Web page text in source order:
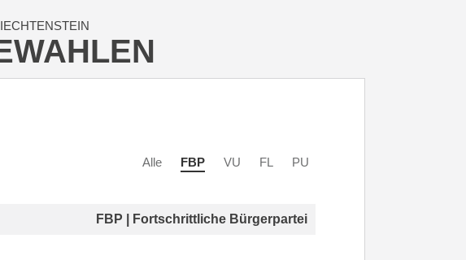
Alle FBP VU FL PU
FBP | Fortschrittliche Bürgerpartei